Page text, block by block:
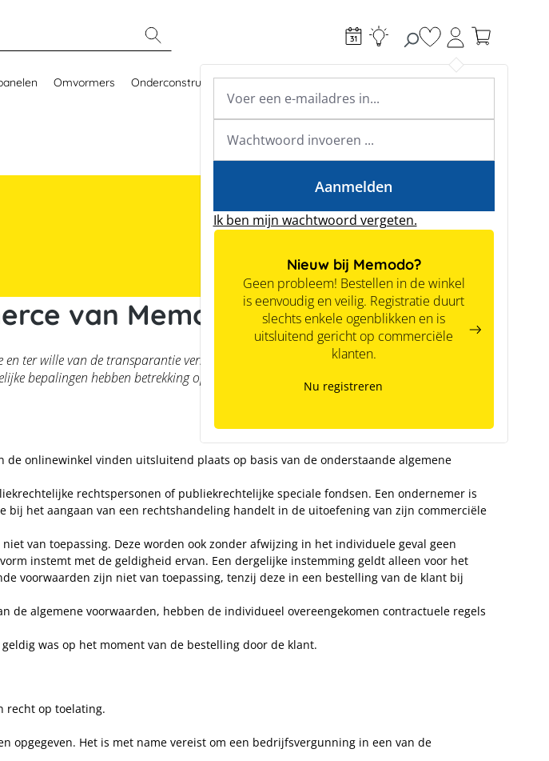
Academy & webinars
Expertkennis
Tools
Je hebt 0 items op
Ik ben mijn wachtwoord vergeten.
Aanmelden
Nieuw bij Memodo?
Geen probleem! Bestellen in de winkel
is eenvoudig en veilig. Registratie duurt
slechts enkele ogenblikken en is
uitsluitend gericht op commerciële
klanten.
Nu registreren
Omvormers Onderconstructie Toebehoren
van Memodo GmbH
ter wille van de transparantie verstrekt. De Duitse versie (Allgemeine
bepalingen hebben betrekking op het Duitse recht. In geval van tegenstrijdigheid tussen
de onlinewinkel vinden uitsluitend plaats op basis van de onderstaande algemene
rechtspersonen of publiekrechtelijke speciale fondsen. Een ondernemer is
het aangaan van een rechtshandeling handelt in de uitoefening van zijn commerciële
van toepassing. Deze worden ook zonder afwijzing in het individuele geval geen
instemt met de geldigheid ervan. Een dergelijke instemming geldt alleen voor het
voorwaarden zijn niet van toepassing, tenzij deze in een bestelling van de klant bij
algemene voorwaarden, hebben de individueel overeengekomen contractuele regels
was op het moment van de bestelling door de klant.
recht op toelating.
opgegeven. Het is met name vereist om een bedrijfsvergunning in een van de